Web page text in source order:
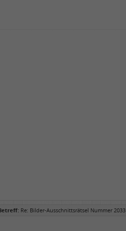
Re: Bilder-Ausschnittsrätsel Nummer 2033